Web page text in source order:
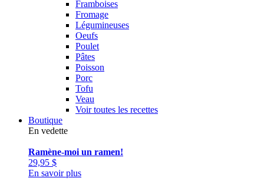
Framboises
Fromage
Légumineuses
Oeufs
Poulet
Pâtes
Poisson
Porc
Tofu
Veau
Voir toutes les recettes
Boutique
En vedette
Ramène-moi un ramen!
29,95 $
En savoir plus